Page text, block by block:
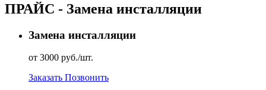
ПРАЙС - Замена инсталляции
Замена инсталляции
от 3000 руб./шт.
Заказать Позвонить